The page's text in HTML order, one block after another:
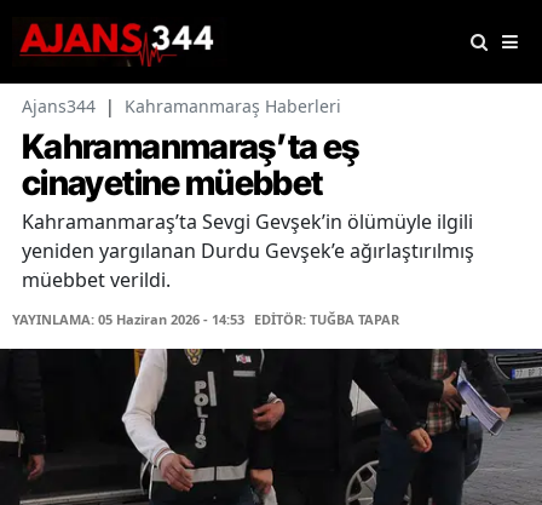
Ajans344 | Kahramanmaraş Haberleri
Kahramanmaraş’ta eş
cinayetine müebbet
Kahramanmaraş’ta Sevgi Gevşek’in ölümüyle ilgili
yeniden yargılanan Durdu Gevşek’e ağırlaştırılmış
müebbet verildi.
YAYINLAMA: 05 Haziran 2026 - 14:53 EDİTÖR: TUĞBA TAPAR